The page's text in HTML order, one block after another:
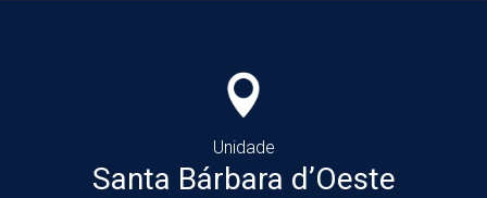
Unidade
Santa Bárbara d’Oeste